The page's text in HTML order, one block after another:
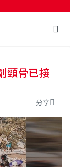
頸骨已接
分享